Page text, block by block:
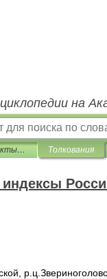
на
Населённые пункты и индексы России Толкования
р ц